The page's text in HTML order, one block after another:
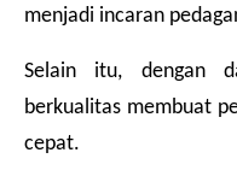
menjadi incaran
Selain itu, dengan
berkualitas membuat
cepat.